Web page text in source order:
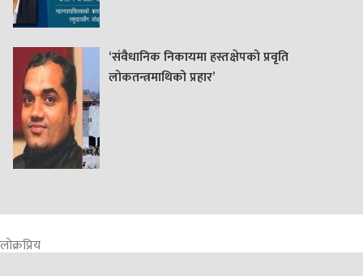
‘संवैधानिक निकायमा हस्तक्षेपको प्रवृति
लोकतन्त्रमाथिको प्रहार’
लोक्रप्रिय